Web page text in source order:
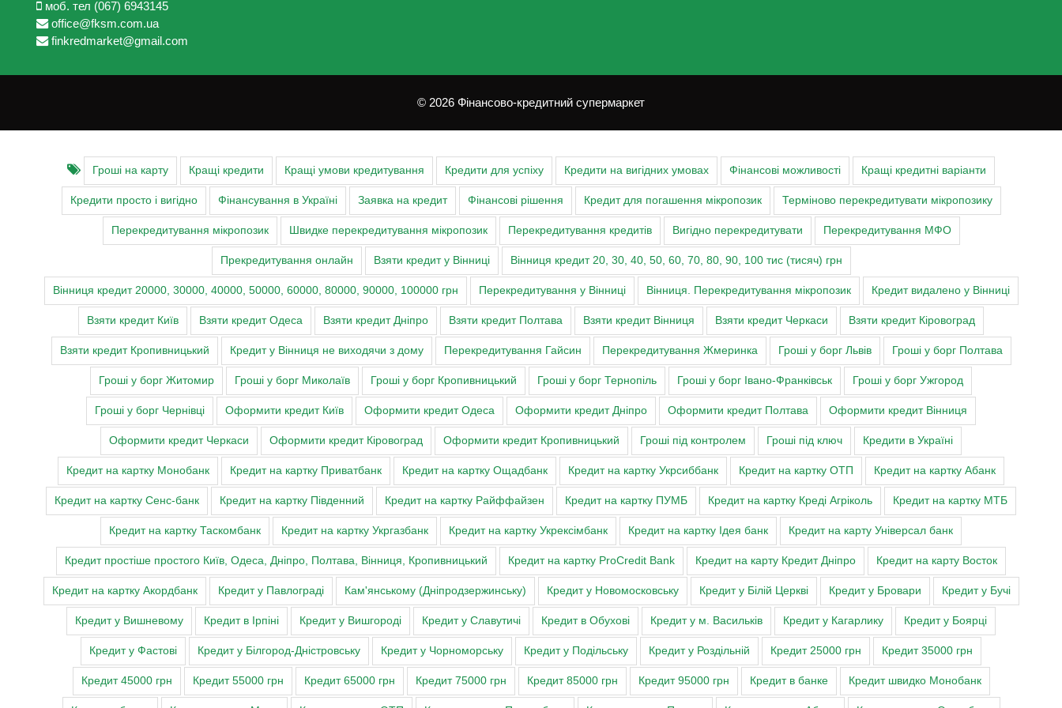
моб. тел (067) 6943145
office@fksm.com.ua
finkredmarket@gmail.com
© 2026 Фінансово-кредитний супермаркет
Гроші на карту Кращі кредити Кращі умови кредитування Кредити для успіху Кредити на вигідних умовах Фінансові можливості Кращі кредитні варіанти
Кредити просто і вигідно Фінансування в Україні Заявка на кредит Фінансові рішення Кредит для погашення мікропозик Терміново перекредитувати мікропозику
Перекредитування мікропозик Швидке перекредитування мікропозик Перекредитування кредитів Вигідно перекредитувати Перекредитування МФО
Прекредитування онлайн Взяти кредит у Вінниці Вінниця кредит 20, 30, 40, 50, 60, 70, 80, 90, 100 тис (тисяч) грн
Вінниця кредит 20000, 30000, 40000, 50000, 60000, 80000, 90000, 100000 грн Перекредитування у Вінниці Вінниця. Перекредитування мікропозик Кредит видалено у Вінниці
Взяти кредит Київ Взяти кредит Одеса Взяти кредит Дніпро Взяти кредит Полтава Взяти кредит Вінниця Взяти кредит Черкаси Взяти кредит Кіровоград
Взяти кредит Кропивницький Кредит у Вінниця не виходячи з дому Перекредитування Гайсин Перекредитування Жмеринка Гроші у борг Львів Гроші у борг Полтава
Гроші у борг Житомир Гроші у борг Миколаїв Гроші у борг Кропивницький Гроші у борг Тернопіль Гроші у борг Івано-Франківськ Гроші у борг Ужгород
Гроші у борг Чернівці Оформити кредит Київ Оформити кредит Одеса Оформити кредит Дніпро Оформити кредит Полтава Оформити кредит Вінниця
Оформити кредит Черкаси Оформити кредит Кіровоград Оформити кредит Кропивницький Гроші під контролем Гроші під ключ Кредити в Україні
Кредит на картку Монобанк Кредит на картку Приватбанк Кредит на картку Ощадбанк Кредит на картку Укрсиббанк Кредит на картку ОТП Кредит на картку Абанк
Кредит на картку Сенс-банк Кредит на картку Південний Кредит на картку Райффайзен Кредит на картку ПУМБ Кредит на картку Креді Агріколь Кредит на картку МТБ
Кредит на картку Таскомбанк Кредит на картку Укргазбанк Кредит на картку Укрексімбанк Кредит на картку Ідея банк Кредит на карту Універсал банк
Кредит простіше простого Київ, Одеса, Дніпро, Полтава, Вінниця, Кропивницький Кредит на картку ProCredit Bank Кредит на карту Кредит Дніпро Кредит на карту Восток
Кредит на картку Акордбанк Кредит у Павлограді Кам'янському (Дніпродзержинську) Кредит у Новомосковську Кредит у Білій Церкві Кредит у Бровари Кредит у Бучі
Кредит у Вишневому Кредит в Ірпіні Кредит у Вишгороді Кредит у Славутичі Кредит в Обухові Кредит у м. Васильків Кредит у Кагарлику Кредит у Боярці
Кредит у Фастові Кредит у Білгород-Дністровську Кредит у Чорноморську Кредит у Подільську Кредит у Роздільній Кредит 25000 грн Кредит 35000 грн
Кредит 45000 грн Кредит 55000 грн Кредит 65000 грн Кредит 75000 грн Кредит 85000 грн Кредит 95000 грн Кредит в банке Кредит швидко Монобанк